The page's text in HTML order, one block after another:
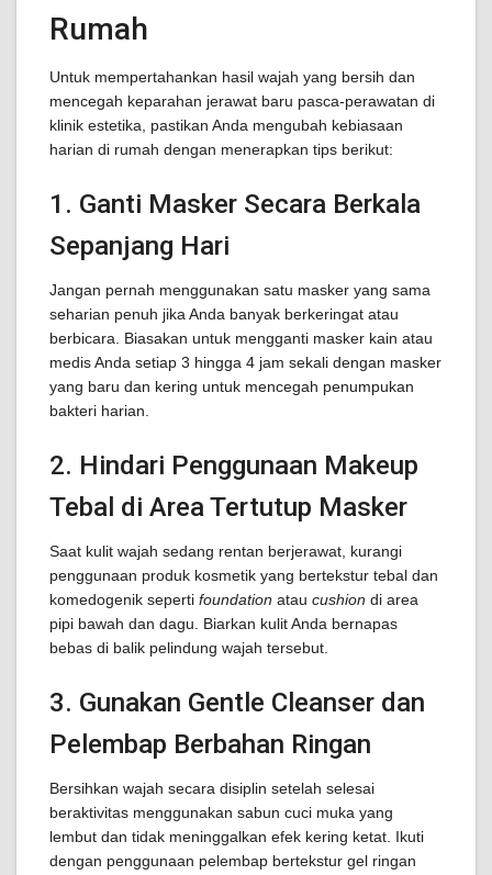
Rumah
Untuk mempertahankan hasil wajah yang bersih dan
mencegah keparahan jerawat baru pasca-perawatan di
klinik estetika, pastikan Anda mengubah kebiasaan
harian di rumah dengan menerapkan tips berikut:
1. Ganti Masker Secara Berkala
Sepanjang Hari
Jangan pernah menggunakan satu masker yang sama
seharian penuh jika Anda banyak berkeringat atau
berbicara. Biasakan untuk mengganti masker kain atau
medis Anda setiap 3 hingga 4 jam sekali dengan masker
yang baru dan kering untuk mencegah penumpukan
bakteri harian.
2. Hindari Penggunaan Makeup
Tebal di Area Tertutup Masker
Saat kulit wajah sedang rentan berjerawat, kurangi
penggunaan produk kosmetik yang bertekstur tebal dan
komedogenik seperti foundation atau cushion di area
pipi bawah dan dagu. Biarkan kulit Anda bernapas
bebas di balik pelindung wajah tersebut.
3. Gunakan Gentle Cleanser dan
Pelembap Berbahan Ringan
Bersihkan wajah secara disiplin setelah selesai
beraktivitas menggunakan sabun cuci muka yang
lembut dan tidak meninggalkan efek kering ketat. Ikuti
dengan penggunaan pelembap bertekstur gel ringan